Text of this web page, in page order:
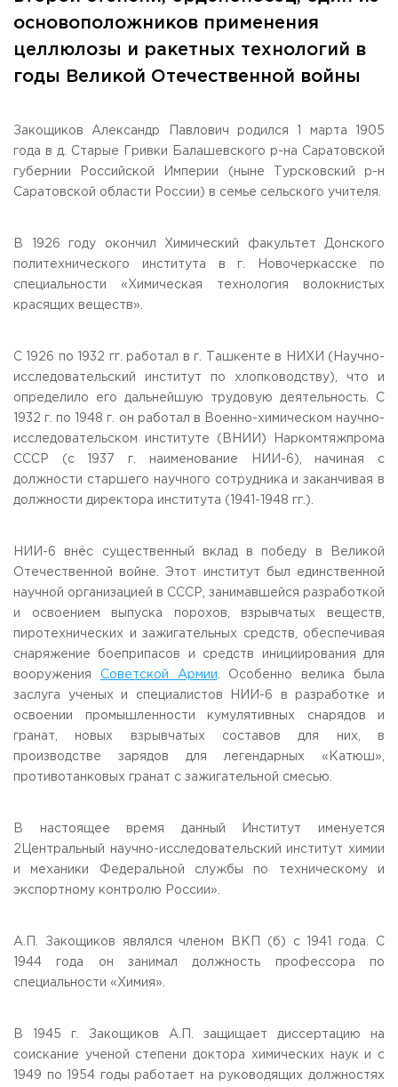
Общежитие / Кампус РГУТИС
Work with disabled and handicapped people
Contacts
Additional education
Федеральный ресурсный центр
Федеральное учебно-методическое объединение в
системе ВО
Labor union committee
Competition of teaching staff
ORDER A CALLBACK
99 Glavnaya Street, dp.Cherkizovo, Urban district Pushkinsky,
Moscow region, 141221
TELEPHONES:
obrashenia@rguts.ru
WORKING HOURS
основоположников применения
целлюлозы и ракетных технологий в
годы Великой Отечественной войны
Закощиков Александр Павлович родился 1 марта 1905
года в д. Старые Гривки Балашевского р-на Саратовской
губернии Российской Империи (ныне Турсковский р-н
Саратовской области России) в семье сельского учителя.
В 1926 году окончил Химический факультет Донского
политехнического института в г. Новочеркасске по
специальности «Химическая технология волокнистых
красящих веществ».
С 1926 по 1932 гг. работал в г. Ташкенте в НИХИ (Научно-
исследовательский институт по хлопководству), что и
определило его дальнейшую трудовую деятельность. С
1932 г. по 1948 г. он работал в Военно-химическом научно-
исследовательском институте (ВНИИ) Наркомтяжпрома
СССР (с 1937 г. наименование НИИ-6), начиная с
должности старшего научного сотрудника и заканчивая в
должности директора института (1941-1948 гг.).
НИИ-6 внёс существенный вклад в победу в Великой
Отечественной войне. Этот институт был единственной
научной организацией в СССР, занимавшейся разработкой
и освоением выпуска порохов, взрывчатых веществ,
пиротехнических и зажигательных средств, обеспечивая
снаряжение боеприпасов и средств инициирования для
вооружения Советской Армии . Особенно велика была
заслуга ученых и специалистов НИИ-6 в разработке и
освоении промышленности кумулятивных снарядов и
гранат, новых взрывчатых составов для них, в
производстве зарядов для легендарных «Катюш»,
противотанковых гранат с зажигательной смесью.
В настоящее время данный Институт именуется
2Центральный научно-исследовательский институт химии
и механики Федеральной службы по техническому и
экспортному контролю России».
А.П. Закощиков являлся членом ВКП (б) с 1941 года. С
1944 года он занимал должность профессора по
специальности «Химия».
В 1945 г. Закощиков А.П. защищает диссертацию на
соискание ученой степени доктора химических наук и с
1949 по 1954 годы работает на руководящих должностях